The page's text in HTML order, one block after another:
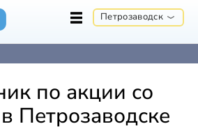
Петрозаводск
по акции со
Петрозаводске